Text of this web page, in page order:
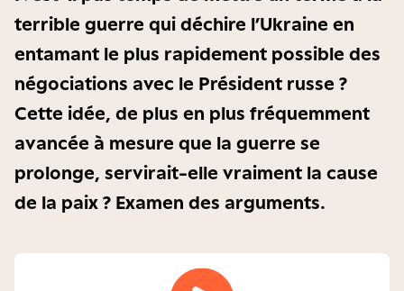
terrible guerre qui déchire l’Ukraine en
entamant le plus rapidement possible des
négociations avec le Président russe ?
Cette idée, de plus en plus fréquemment
avancée à mesure que la guerre se
prolonge, servirait-elle vraiment la cause
de la paix ? Examen des arguments.